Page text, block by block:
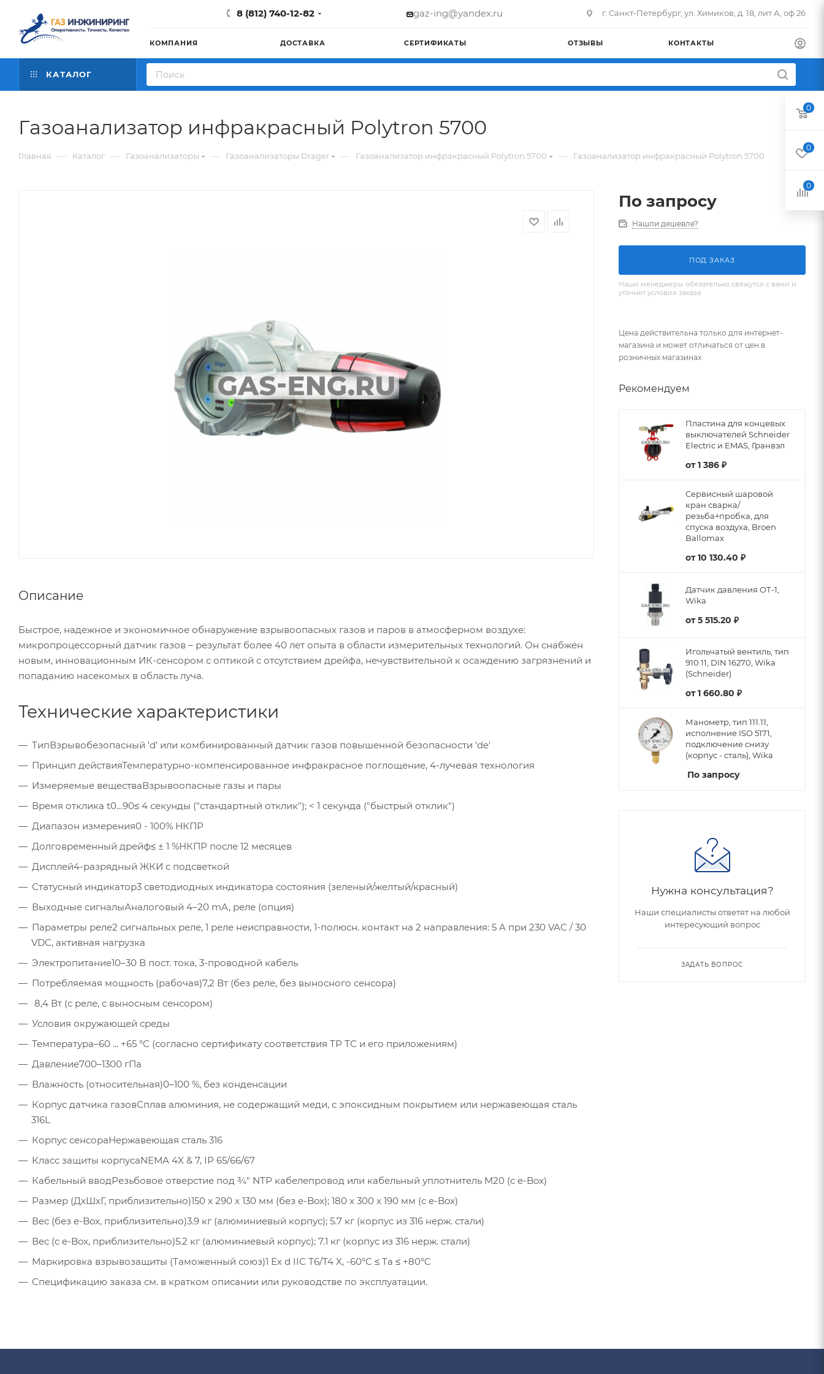
8 (812) 740-12-82 gaz-ing@yandex.ru г. Санкт-Петербург, ул. Химиков, д. 18, лит А, оф 26
КОМПАНИЯ ДОСТАВКА СЕРТИФИКАТЫ ОТЗЫВЫ КОНТАКТЫ
КАТАЛОГ
Газоанализатор инфракрасный Polytron 5700
Главная — Каталог — Газоанализаторы — Газоанализаторы Drager — Газоанализатор инфракрасный Polytron 5700 — Газоанализатор инфракрасный Polytron 5700
Описание
Быстрое, надежное и экономичное обнаружение взрывоопасных газов и паров в атмосферном воздухе:
микропроцессорный датчик газов – результат более 40 лет опыта в области измерительных технологий. Он снабжен
новым, инновационным ИК-сенсором с оптикой с отсутствием дрейфа, нечувствительной к осаждению загрязнений и
попаданию насекомых в область луча.
Технические характеристики
ТипВзрывобезопасный 'd' или комбинированный датчик газов повышенной безопасности 'de'
Принцип действияТемпературно-компенсированное инфракрасное поглощение, 4-лучевая технология
Измеряемые веществаВзрывоопасные газы и пары
Время отклика t0…90≤ 4 секунды ("стандартный отклик"); < 1 секунда ("быстрый отклик")
Диапазон измерения0 - 100% НКПР
Долговременный дрейф≤ ± 1 %НКПР после 12 месяцев
Дисплей4-разрядный ЖКИ с подсветкой
Статусный индикатор3 светодиодных индикатора состояния (зеленый/желтый/красный)
Выходные сигналыАналоговый 4–20 mA, реле (опция)
Параметры реле2 сигнальных реле, 1 реле неисправности, 1-полюсн. контакт на 2 направления: 5 A при 230 VAC / 30
VDC, активная нагрузка
Электропитание10–30 В пост. тока, 3-проводной кабель
Потребляемая мощность (рабочая)7,2 Вт (без реле, без выносного сенсора)
8,4 Вт (с реле, с выносным сенсором)
Условия окружающей среды
Температура–60 ... +65 °C (согласно сертификату соответствия ТР ТС и его приложениям)
Давление700–1300 гПа
Влажность (относительная)0–100 %, без конденсации
Корпус датчика газовСплав алюминия, не содержащий меди, с эпоксидным покрытием или нержавеющая сталь
316L
Корпус сенсораНержавеющая сталь 316
Класс защиты корпусаNEMA 4X & 7, IP 65/66/67
Кабельный вводРезьбовое отверстие под ¾" NТР кабелепровод или кабельный уплотнитель M20 (с e-Box)
Размер (ДхШхГ, приблизительно)150 x 290 x 130 мм (без e-Box); 180 x 300 x 190 мм (с e-Box)
Вес (без e-Box, приблизительно)3.9 кг (алюминиевый корпус); 5.7 кг (корпус из 316 нерж. стали)
Вес (с e-Box, приблизительно)5.2 кг (алюминиевый корпус); 7.1 кг (корпус из 316 нерж. стали)
Маркировка взрывозащиты (Таможенный союз)1 Ex d IIC T6/T4 X, -60°C ≤ Ta ≤ +80°C
Спецификацию заказа см. в кратком описании или руководстве по эксплуатации.
По запросу
Нашли дешевле?
ПОД ЗАКАЗ
Наши менеджеры обязательно свяжутся с вами и
уточнят условия заказа
Цена действительна только для интернет-
магазина и может отличаться от цен в
розничных магазинах
Рекомендуем
Пластина для концевых
выключателей Schneider
Electric и EMAS, Гранвэл
от1 386 ₽
Сервисный шаровой
кран сварка/
резьба+пробка, для
спуска воздуха, Broen
Ballomax
от10 130.40 ₽
Датчик давления ОТ-1,
Wika
от5 515.20 ₽
Игольчатый вентиль, тип
910.11, DIN 16270, Wika
(Schneider)
от1 660.80 ₽
Манометр, тип 111.11,
исполнение ISO 5171,
подключение снизу
(корпус - сталь), Wika
По запросу
Нужна консультация?
Наши специалисты ответят на любой
интересующий вопрос
ЗАДАТЬ ВОПРОС
0
0
0